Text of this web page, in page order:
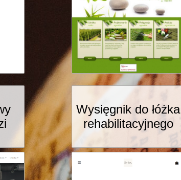
Wysięgnik do łóżka
rehabilitacyjnego